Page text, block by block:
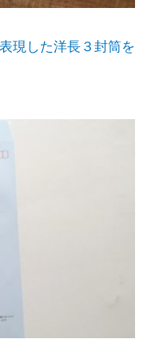
現した洋長３封筒を